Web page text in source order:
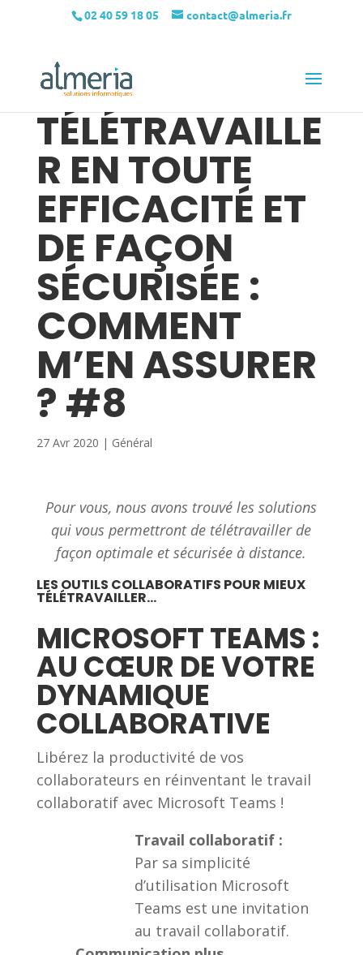
02 40 59 18 05 contact@almeria.fr
TÉLÉTRAVAILLE
R EN TOUTE
EFFICACITÉ ET
DE FAÇON
SÉCURISÉE :
COMMENT
M’EN ASSURER
? #8
27 Avr 2020 | Général
Pour vous, nous avons trouvé les solutions
qui vous permettront de télétravailler de
façon optimale et sécurisée à distance.
LES OUTILS COLLABORATIFS POUR MIEUX
TÉLÉTRAVAILLER…
MICROSOFT TEAMS :
AU CŒUR DE VOTRE
DYNAMIQUE
COLLABORATIVE
Libérez la productivité de vos
collaborateurs en réinventant le travail
collaboratif avec Microsoft Teams !
Travail collaboratif :
Par sa simplicité
d’utilisation Microsoft
Teams est une invitation
au travail collaboratif.